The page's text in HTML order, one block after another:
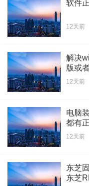
软件
12天前
解决
版或
决办法
12天前
电脑
都有
12天前
东芝
东芝